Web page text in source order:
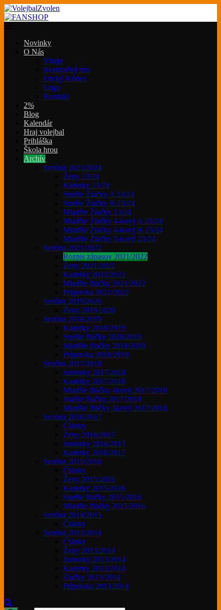
Novinky
O Nás
Vitajte
Realizačný tím
Etický Kódex
Logo
Kontakt
2%
Blog
Kalendár
Hraj volejbal
Prihláška
Škola hrou
Archív
Sezóna 2023/2024
Ženy 23/24
Kadetky 23/24
Staršie Žiačky A 23/24
Staršie Žiačky B 23/24
Mladšie Žiačky 23/24
Mladšie Žiačky 4-kový A 23/24
Mladšie Žiačky 4-kový B 23/24
Mladšie Žiačky 3-kový 23/24
Sezóna 2021/2022
Rozpis zápasov 2021/2022
Ženy 2021/2022
Kadetky 2021/2022
Mladšie žiačky 2021/2022
Prípravka 2021/2022
Sezóna 2019/2020
Ženy 2019/2020
Sezóna 2018/2019
Kadetky 2018/2019
Staršie žiačky 2018/2019
Mladšie žiačky 2018/2019
Prípravka 2018/2019
Sezóna 2017/2018
Juniorky 2017/2018
Kadetky 2017/2018
Mladšie žiačky 4kový 2017/2018
Staršie žiačky 2017/2018
Mladšie žiačky 3kový 2017/2018
Sezóna 2016/2017
Články
Ženy 2016/2017
Juniorky 2016/2017
Kadetky 2016/2017
Sezóna 2015/2016
Články
Ženy 2015/2016
Kadetky 2015/2016
Staršie žiačky 2015/2016
Mladšie žiačky 2015/2016
Sezóna 2014/2015
Články
Sezóna 2013/2014
Články
Ženy 2013/2014
Juniorky 2013/2014
Kadetky 2013/2014
Žiačky 2013/2014
Prípravka 2013/2014